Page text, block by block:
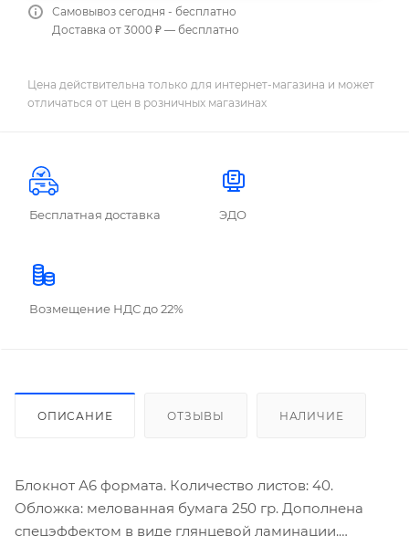
Самовывоз сегодня - бесплатно
Доставка от 3000 ₽ — бесплатно
Цена действительна только для интернет-магазина и может
отличаться от цен в розничных магазинах
Бесплатная доставка ЭДО
Возмещение НДС до 22%
ОПИСАНИЕ ОТЗЫВЫ НАЛИЧИЕ
Блокнот А6 формата. Количество листов: 40.
Обложка: мелованная бумага 250 гр. Дополнена
спецэффектом в виде глянцевой ламинации.